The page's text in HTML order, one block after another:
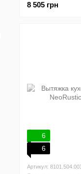
8 505 грн
6
6
Артикул: